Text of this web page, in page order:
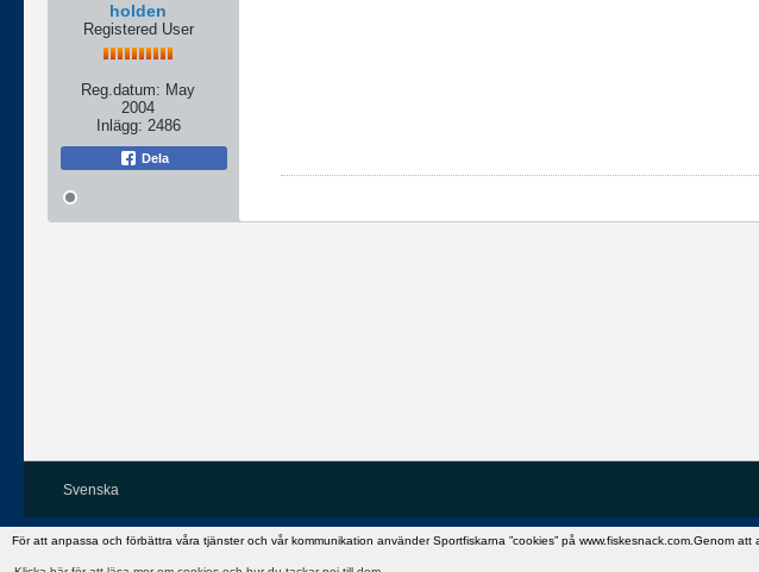
För att anpassa och förbättra våra tjänster och vår kommunikation använder Sportfiskarna ”cookies” på www.fiskesnack.com.Genom
holden
Registered User
Reg.datum: May
2004
Inlägg: 2486
Dela
Svenska